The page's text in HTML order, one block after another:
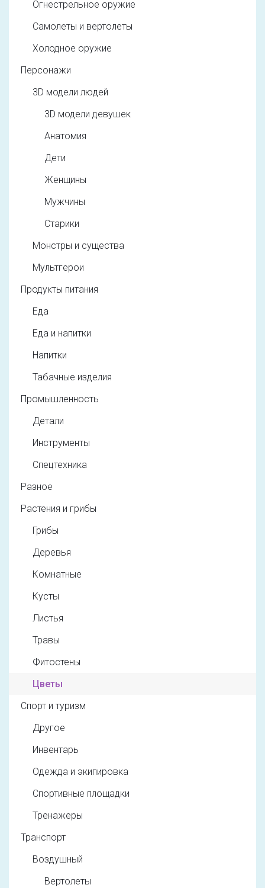
Огнестрельное оружие
Самолеты и вертолеты
Холодное оружие
Персонажи
3D модели людей
3D модели девушек
Анатомия
Дети
Женщины
Мужчины
Старики
Монстры и существа
Мультгерои
Продукты питания
Еда
Еда и напитки
Напитки
Табачные изделия
Промышленность
Детали
Инструменты
Спецтехника
Разное
Растения и грибы
Грибы
Деревья
Комнатные
Кусты
Листья
Травы
Фитостены
Цветы
Спорт и туризм
Другое
Инвентарь
Одежда и экипировка
Спортивные площадки
Тренажеры
Транспорт
Воздушный
Вертолеты